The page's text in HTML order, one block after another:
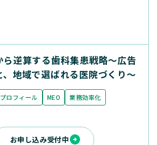
ら逆算する歯科集患戦略〜広告
、地域で選ばれる医院づくり〜
ロフィール MEO
業務効率化
お申し込み受付中